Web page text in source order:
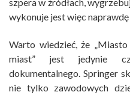
wykonuje jest więc
Warto wiedzieć, że
miast” jest jedynie
dokumentalnego. Springer
nie tylko zawodowych